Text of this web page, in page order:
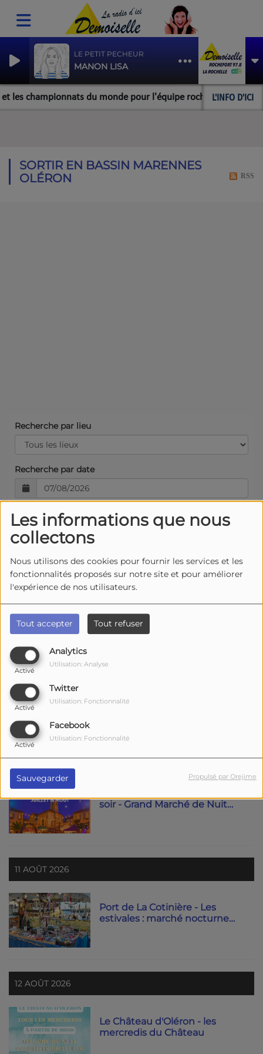
Les informations que nous
collectons
Nous utilisons des cookies pour fournir les services et les
fonctionnalités proposés sur notre site et pour améliorer
l'expérience de nos utilisateurs.
Tout accepter Tout refuser
Analytics
Activé
Utilisation: Analyse
Twitter
Activé
Utilisation: Fonctionnalité
Facebook
Activé
Utilisation: Fonctionnalité
Sauvegarder Propulsé par Orejime
LE PETIT PECHEUR
MANON LISA
L'INFO D'ICI
les championnats du monde pour l'équipe rochefortaise de
SORTIR EN BASSIN MARENNES
OLÉRON
RSS
Recherche par lieu
Recherche par date
ACTUELLEMENT
l'été - Balades musicales
musicales pour animer l’été .
10 AOÛT 2026
soir - Grand Marché de Nuit
11 AOÛT 2026
Port de La Cotinière - Les
estivales : marché nocturne
12 AOÛT 2026
Le Château d'Oléron - les
mercredis du Château